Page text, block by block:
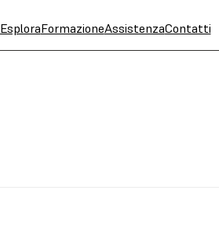
EsploraFormazioneAssistenzaContatti